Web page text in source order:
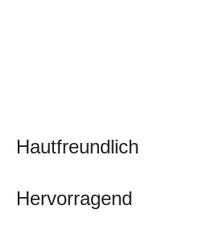
Hautfreundlich
Hervorragend